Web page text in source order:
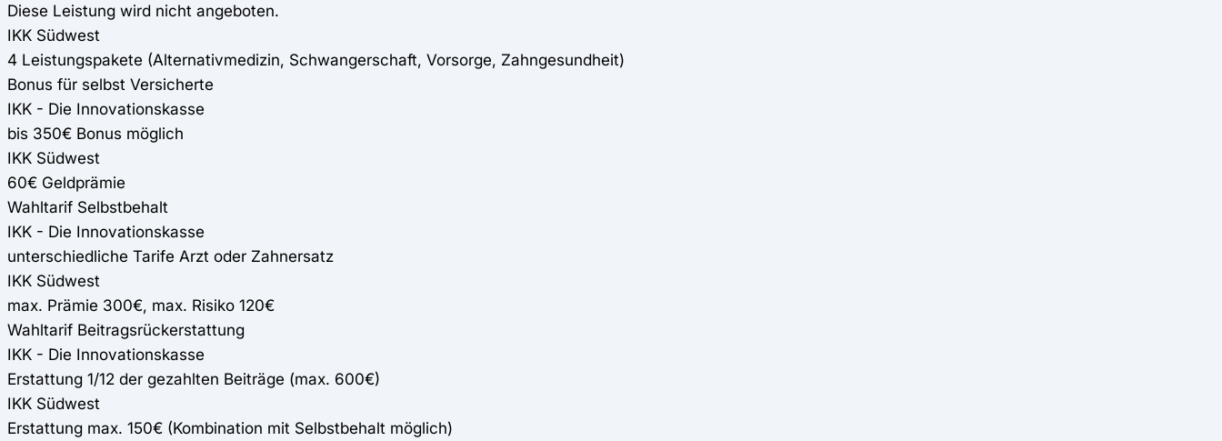
Diese Leistung wird nicht angeboten.
IKK Südwest
4 Leistungspakete (Alternativmedizin, Schwangerschaft, Vorsorge, Zahngesundheit)
Bonus für selbst Versicherte
IKK - Die Innovationskasse
bis 350€ Bonus möglich
IKK Südwest
60€ Geldprämie
Wahltarif Selbstbehalt
IKK - Die Innovationskasse
unterschiedliche Tarife Arzt oder Zahnersatz
IKK Südwest
max. Prämie 300€, max. Risiko 120€
Wahltarif Beitragsrückerstattung
IKK - Die Innovationskasse
Erstattung 1/12 der gezahlten Beiträge (max. 600€)
IKK Südwest
Erstattung max. 150€ (Kombination mit Selbstbehalt möglich)